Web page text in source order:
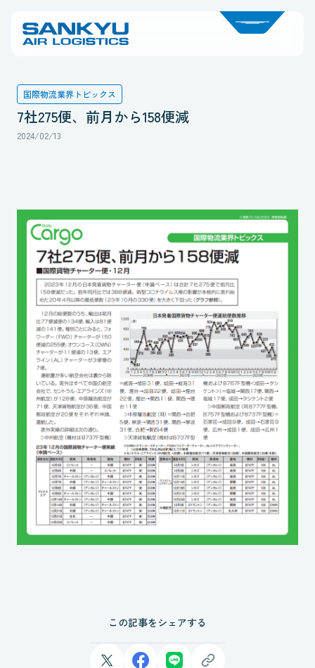
国際物流業界トピックス
7社275便、前月から158便減
2024/02/13
この記事をシェアする